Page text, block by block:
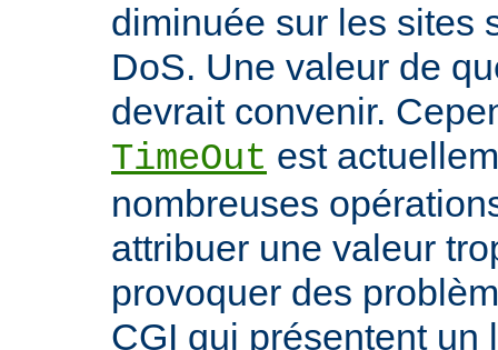
diminuée sur les sites
DoS. Une valeur de
devrait convenir.
TimeOut est
nombreuses
attribuer une valeur
provoquer des
CGI qui présentent un